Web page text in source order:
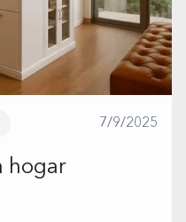
7/9/2025
hogar